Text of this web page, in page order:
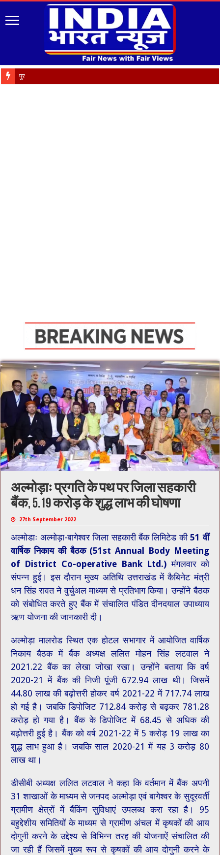
पुरानी पेंशन बहाली को लेकर 9
अल्मोड़ाः प्रगति के पथ पर जिला सहकारी
बैंक, 5.19 करोड़ के शुद्ध लाभ की घोषणा
27th September 2022
अल्मोडाः अल्मोड़ा-बागेश्वर जिला सहकारी बैंक लिमिटेड की51 वीं
वार्षिक निकाय की बैठक (51st Annual Body Meeting
of District Co-operative Bank Ltd.) मंगलवार को
संपन्न हुई। इस दौरान मुख्य अतिथि उत्तराखंड में कैबिनेट मंत्री
धन सिंह रावत ने वुर्चुअल माध्यम से प्रतिभाग किया। उन्होंने बैठक
को संबोधित करते हुए बैंक में संचालित पंडित दीनदयाल उपाध्याय
ऋण योजना की जानकारी दी।
अल्मोड़ा मालरोड स्थित एक होटल सभागार में आयोजित वार्षिक
निकाय बैठक में बैंक अध्यक्ष ललित मोहन सिंह लटवाल ने
2021.22 बैंक का लेखा जोखा रखा। उन्होंने बताया कि वर्ष
2020-21 में बैंक की निजी पूंजी 672.94 लाख थी। जिसमें
44.80 लाख की बढ़ोत्तरी होकर वर्ष 2021-22 में 717.74 लाख
हो गई है। जबकि डिपोजिट 712.84 करोड़ से बढ़कर 781.28
करोड़ हो गया है। बैंक के डिपोजिट में 68.45 से अधिक की
बढ़ोत्तरी हुई है। बैंक को वर्ष 2021-22 में 5 करोड़ 19 लाख का
शुद्ध लाभ हुआ है। जबकि साल 2020-21 में यह 3 करोड़ 80
लाख था।
डीसीबी अध्यक्ष ललित लटवाल ने कहा कि वर्तमान में बैंक अपनी
31 शाखाओं के माध्यम से जनपद अल्मोड़ा एवं बागेश्वर के सुदूरवर्ती
ग्रामीण क्षेत्रों में बैंकिंग सुविधाएं उपलब्ध करा रहा है। 95
बहुद्देशीय समितियों के माध्यम से ग्रामीण अंचल में कृषकों की आय
दोगुनी करने के उद्देश्य से विभिन्न तरह की योजनाऐं संचालित की
जा रही हैं जिसमें मुख्य रूप से कृषकों की आय दोगुनी करने के